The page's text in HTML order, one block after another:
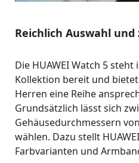
Reichlich Auswahl
Die HUAWEI Watch 5
Kollektion bereit und
Herren eine Reihe
Grundsätzlich lässt sich
Gehäusedurchmessern
wählen. Dazu stellt
Farbvarianten und